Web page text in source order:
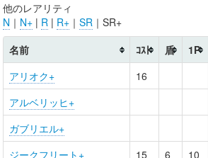
他のレアリティ
N ｜ N+ | R | R+ ｜ SR ｜SR+
名前
ｺｽﾄ 盾 1P
アリオク+
16
アルベリッヒ+
ガブリエル+
ジークフリート+
15 6 10